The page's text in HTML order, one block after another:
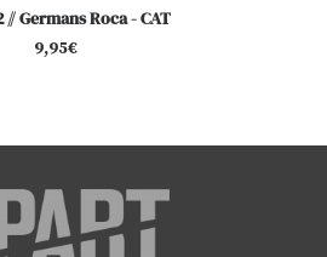
A LA CISTELLA
Germans Roca - CAT
9,95€